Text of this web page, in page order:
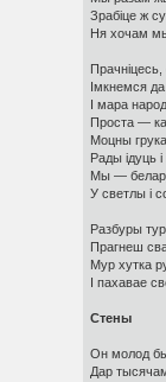
Зрабіце ж
Ня хочам
Імкнемся
І мара
Проста —
Моцны
Рады ідуць і
Мы —
У светлы і
Разбуры
Прагнеш
Мур хутка
І пахавае
Стены
Он молод
Дар